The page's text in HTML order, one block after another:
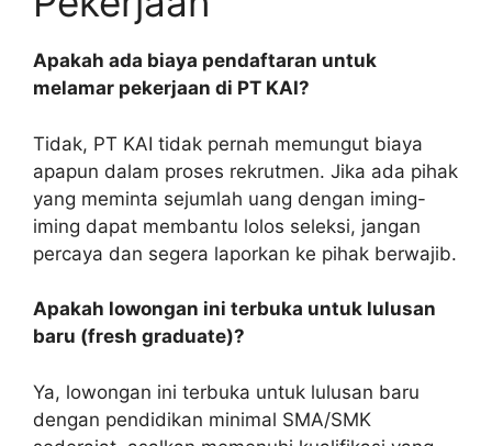
Apakah ada biaya pendaftaran untuk
melamar pekerjaan di PT KAI?
Tidak, PT KAI tidak pernah memungut biaya
apapun dalam proses rekrutmen. Jika ada pihak
yang meminta sejumlah uang dengan iming-
iming dapat membantu lolos seleksi, jangan
percaya dan segera laporkan ke pihak berwajib.
Apakah lowongan ini terbuka untuk lulusan
baru (fresh graduate)?
Ya, lowongan ini terbuka untuk lulusan baru
dengan pendidikan minimal SMA/SMK